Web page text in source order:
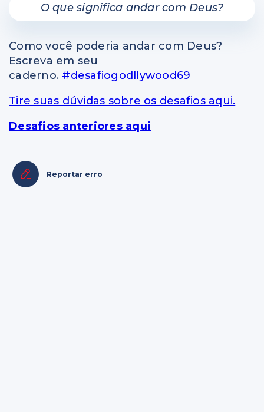
O que significa andar com Deus?
Como você poderia andar com Deus?
Escreva em seu
caderno. #desafiogodllywood69
Tire suas dúvidas sobre os desafios aqui.
Desafios anteriores aqui
Reportar erro